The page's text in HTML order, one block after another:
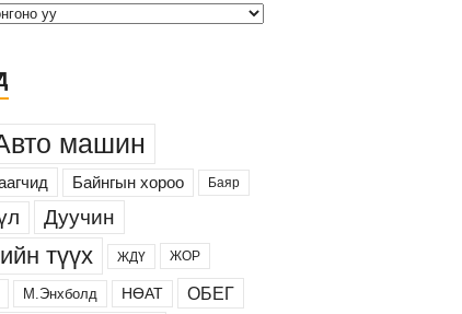
и
машин
Байнгын хороо Баяр
Дуучин
түүх ЖДҮ ЖОР
М.Энхболд НӨАТ ОБЕГ